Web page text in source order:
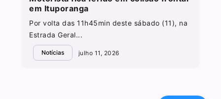
em Ituporanga
Por volta das 11h45min deste sábado (11), na
Estrada Geral...
Notícias julho 11, 2026